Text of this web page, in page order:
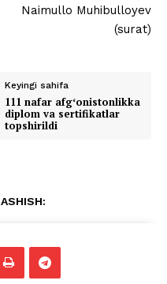
Naimullo Muhibulloyev
(surat)
Keyingi sahifa
111 nafar afgʻonistonlikka
diplom va sertifikatlar
topshirildi